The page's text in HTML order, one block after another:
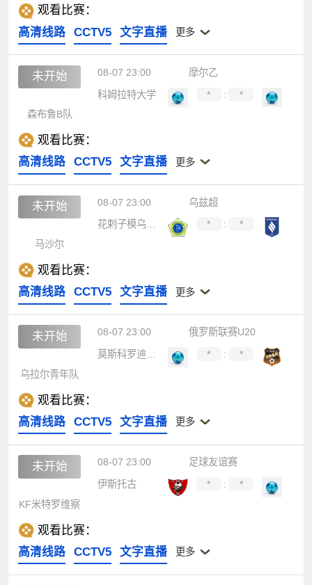
观看比赛：
高清线路
CCTV5 文字直播 更多
未开始 08-07 23:00
摩尔乙
科姆拉特大学
* :
*
森布鲁B队
观看比赛：
高清线路
CCTV5 文字直播 更多
未开始 08-07 23:00
乌兹超
花剌子模乌尔根奇
* :
*
马沙尔
观看比赛：
高清线路
CCTV5 文字直播 更多
未开始 08-07 23:00
俄罗斯联赛U20
莫斯科罗迪纳青年队
* :
*
乌拉尔青年队
观看比赛：
高清线路
CCTV5 文字直播 更多
未开始 08-07 23:00
足球友谊赛
伊斯托古
* :
*
KF米特罗维察
观看比赛：
高清线路
CCTV5 文字直播 更多